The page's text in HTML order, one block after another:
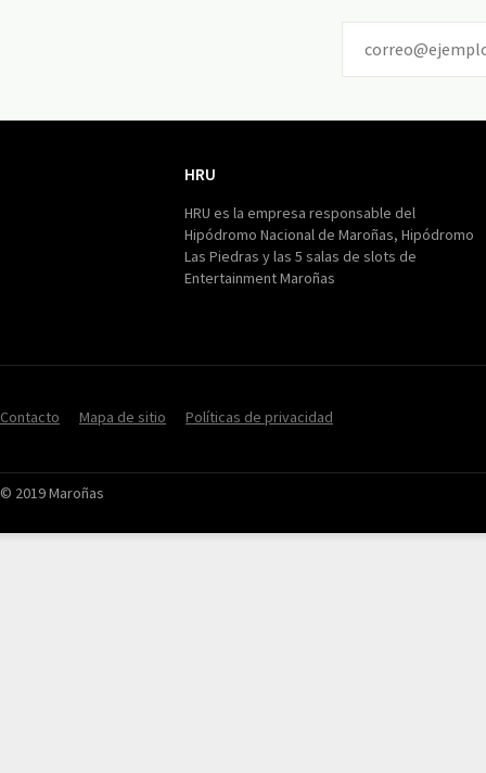
HRU
HRU es la empresa responsable del
Hipódromo Nacional de Maroñas, Hipódromo
Las Piedras y las 5 salas de slots de
Entertainment Maroñas
Contacto Mapa de sitio Políticas de privacidad
© 2019 Maroñas